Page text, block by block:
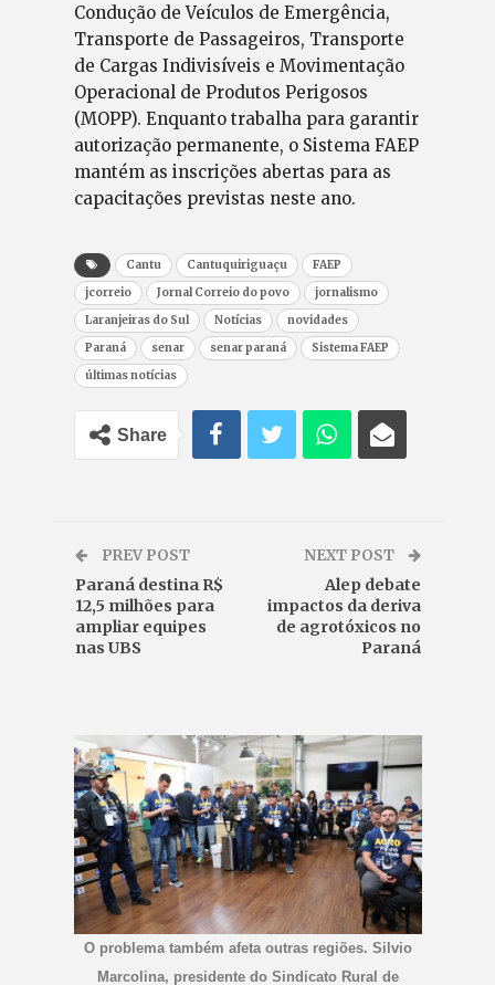
Condução de Veículos de Emergência,
Transporte de Passageiros, Transporte
de Cargas Indivisíveis e Movimentação
Operacional de Produtos Perigosos
(MOPP). Enquanto trabalha para garantir
autorização permanente, o Sistema FAEP
mantém as inscrições abertas para as
capacitações previstas neste ano.
Cantu Cantuquiriguaçu
FAEP
jcorreio
Jornal Correio do povo
jornalismo
Laranjeiras do Sul
Notícias
novidades
Paraná
senar senar paraná
Sistema FAEP
últimas notícias
Share
PREV POST
Paraná destina R$
12,5 milhões para
ampliar equipes
nas UBS
NEXT POST
Alep debate
impactos da deriva
de agrotóxicos no
Paraná
O problema também afeta outras regiões. Silvio
Marcolina, presidente do Sindicato Rural de